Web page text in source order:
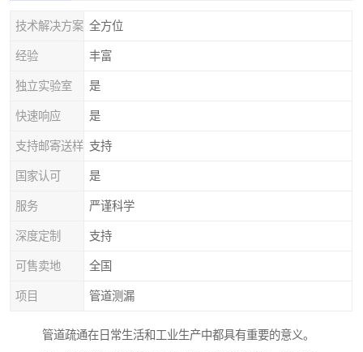
技术解决方案 全方位
经验 丰富
独立实验室 是
快速响应 是
支持邮寄送样 支持
国家认可 是
服务 严谨科学
深度定制 支持
可售卖地 全国
项目 管道测漏
管道疏通在日常生活和工业生产中都具有重要的意义。